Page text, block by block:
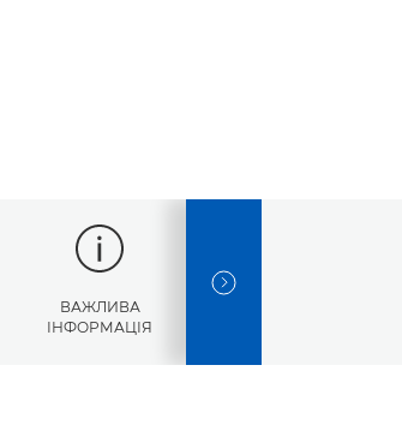
ВАЖЛИВА
ІНФОРМАЦІЯ
NEXT SLIDE